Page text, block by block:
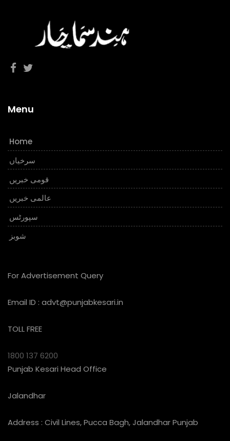
Menu
Home
سرخیاں
قومی خبریں
عالمی خبریں
سپورٹس
شوبز
For Advertisement Query
Email ID : advt@punjabkesari.in
TOLL FREE
1800 137 6200
Punjab Kesari Head Office
Jalandhar
Address : Civil Lines, Pucca Bagh, Jalandhar Punjab